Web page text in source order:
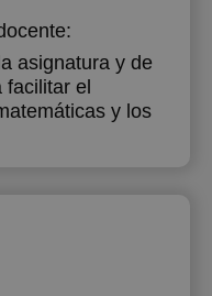
asignatura y de
el
y los